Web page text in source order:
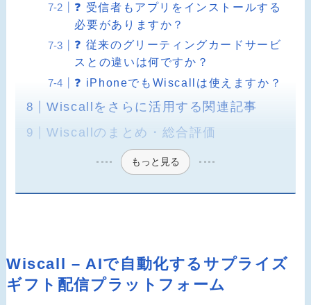
❓ 受信者もアプリをインストールする
必要がありますか？
❓ 従来のグリーティングカードサービ
スとの違いは何ですか？
❓ iPhoneでもWiscallは使えますか？
Wiscallをさらに活用する関連記事
Wiscallのまとめ・総合評価
もっと見る
Wiscall – AIで自動化するサプライズ
ギフト配信プラットフォーム